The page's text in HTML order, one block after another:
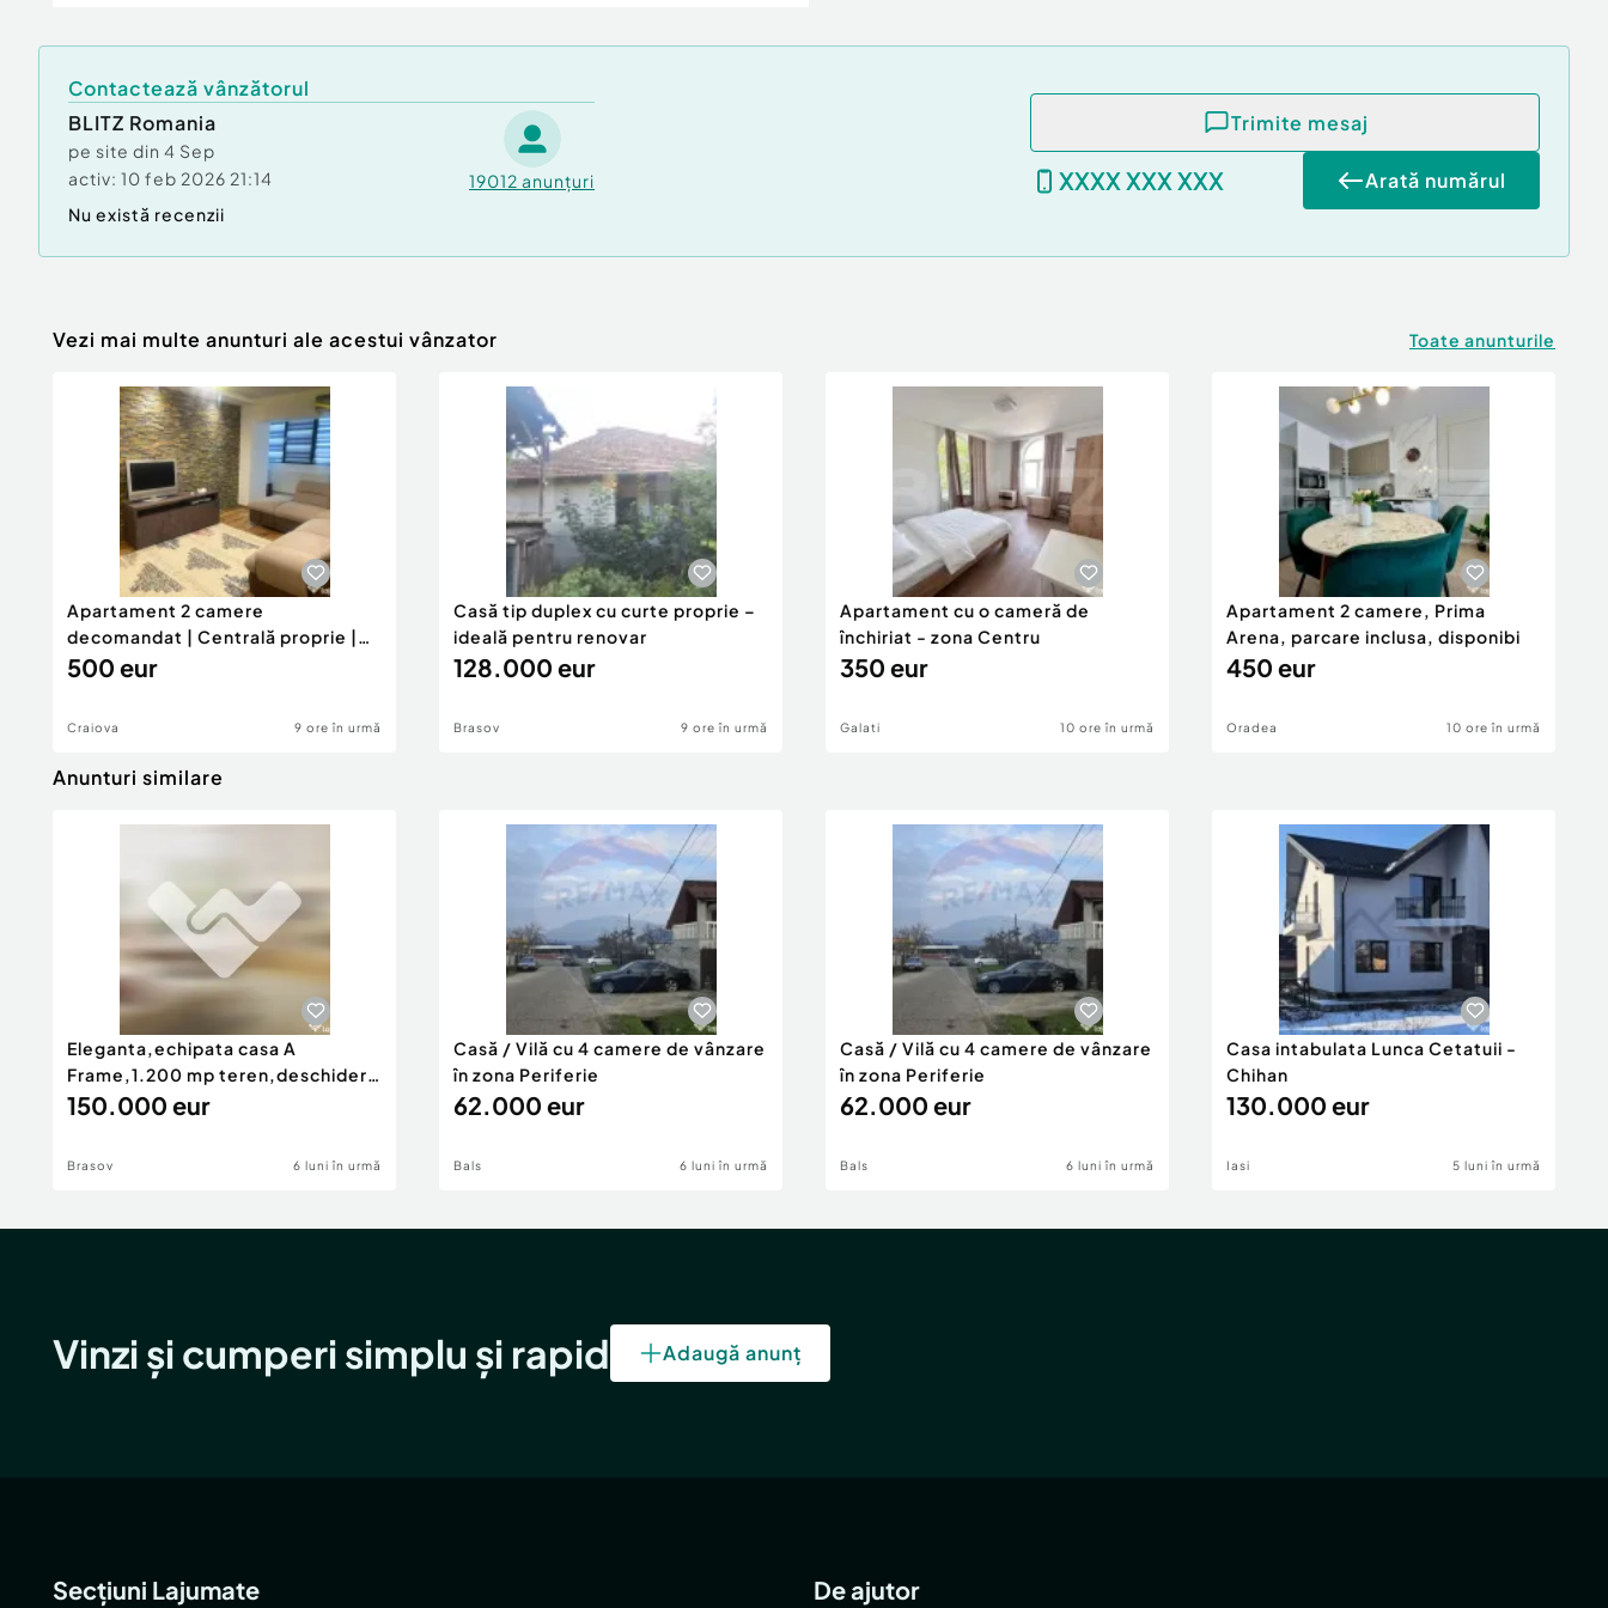
Contactează vânzătorul
BLITZ Romania
pe site din 4 Sep
activ: 10 feb 2026 21:14 19012 anunțuri
Nu există recenzii
Trimite mesaj
XXXX XXX XXX Arată numărul
Vezi mai multe anunturi ale acestui vânzator Toate anunturile
Apartament 2 camere
decomandat | Centrală proprie |
60 mp |
500 eur
Craiova 9 ore în urmă
Casă tip duplex cu curte proprie –
ideală pentru renovar
128.000 eur
Brasov 9 ore în urmă
Apartament cu o cameră de
închiriat - zona Centru
350 eur
Galati 10 ore în urmă
Apartament 2 camere, Prima
Arena, parcare inclusa, disponibi
450 eur
Oradea 10 ore în urmă
Anunturi similare
Eleganta,echipata casa A
Frame,1.200 mp teren,deschidere
Pia
150.000 eur
Brasov 6 luni în urmă
Casă / Vilă cu 4 camere de vânzare
în zona Periferie
62.000 eur
Bals 6 luni în urmă
Casă / Vilă cu 4 camere de vânzare
în zona Periferie
62.000 eur
Bals 6 luni în urmă
Casa intabulata Lunca Cetatuii -
Chihan
130.000 eur
Iasi 5 luni în urmă
Vinzi și cumperi simplu și rapid Adaugă anunț
Secțiuni Lajumate De ajutor